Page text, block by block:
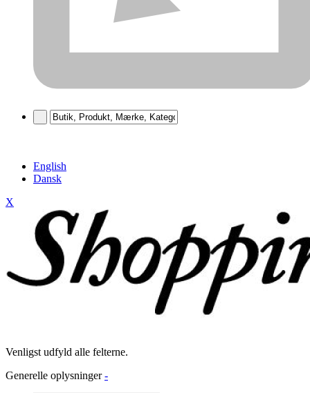
English
Dansk
X
Venligst udfyld alle felterne.
Generelle oplysninger -